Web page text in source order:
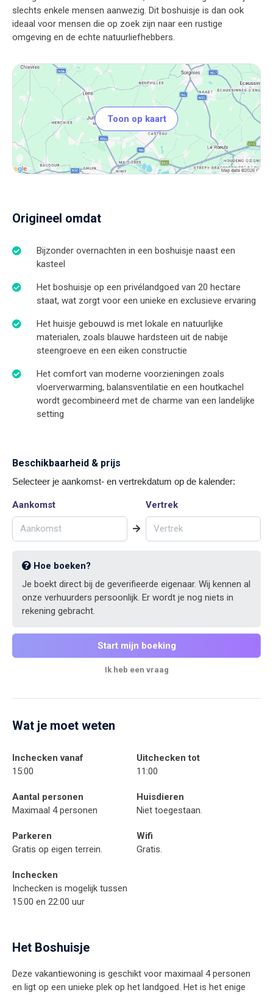
slechts enkele mensen aanwezig. Dit boshuisje is dan ook
ideaal voor mensen die op zoek zijn naar een rustige
Toon op kaart
Origineel omdat
Bijzonder overnachten in een boshuisje naast een
kasteel
Het boshuisje op een privélandgoed van 20 hectare
staat, wat zorgt voor een unieke en exclusieve ervaring
Het huisje gebouwd is met lokale en natuurlijke
materialen, zoals blauwe hardsteen uit de nabije
steengroeve en een eiken constructie
Het comfort van moderne voorzieningen zoals
vloerverwarming, balansventilatie en een houtkachel
wordt gecombineerd met de charme van een landelijke
setting
Beschikbaarheid & prijs
Selecteer je aankomst- en vertrekdatum op de kalender:
Aankomst Vertrek
Hoe boeken?
Je boekt direct bij de geverifieerde eigenaar. Wij kennen al
onze verhuurders persoonlijk. Er wordt je nog niets in
rekening gebracht.
Start mijn boeking
Ik heb een vraag
Wat je moet weten
Inchecken vanaf
15:00
Uitchecken tot
11:00
Aantal personen
Maximaal 4 personen
Huisdieren
Niet toegestaan.
Parkeren
Gratis op eigen terrein.
Wifi
Gratis.
Inchecken
Inchecken is mogelijk tussen
15:00 en 22:00 uur
Het Boshuisje
Deze vakantiewoning is geschikt voor maximaal 4 personen
en ligt op een unieke plek op het landgoed. Het is het enige